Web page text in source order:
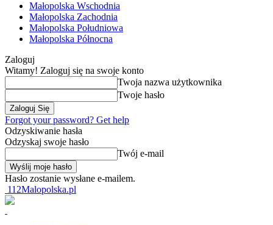
Małopolska Wschodnia
Małopolska Zachodnia
Małopolska Południowa
Małopolska Północna
Zaloguj
Witamy! Zaloguj się na swoje konto
Twoja nazwa użytkownika
Twoje hasło
Forgot your password? Get help
Odzyskiwanie hasła
Odzyskaj swoje hasło
Twój e-mail
Hasło zostanie wysłane e-mailem.
112Malopolska.pl